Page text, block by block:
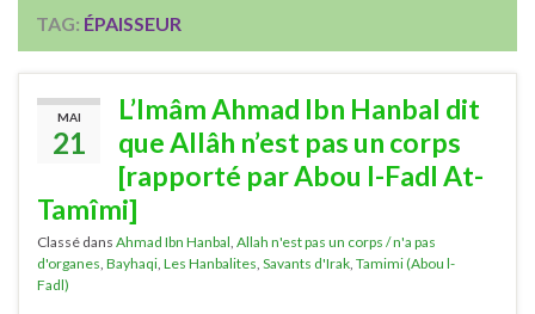
TAG: ÉPAISSEUR
MAI
21
L’Imâm Ahmad Ibn Hanbal dit
que Allâh n’est pas un corps
[rapporté par Abou l-Fadl At-
Tamîmi]
Classé dans Ahmad Ibn Hanbal Allah n'est pas un corps / n'a pas
d'organes Bayhaqi Les Hanbalites Savants d'Irak Tamimi (Abou l-
Fadl)